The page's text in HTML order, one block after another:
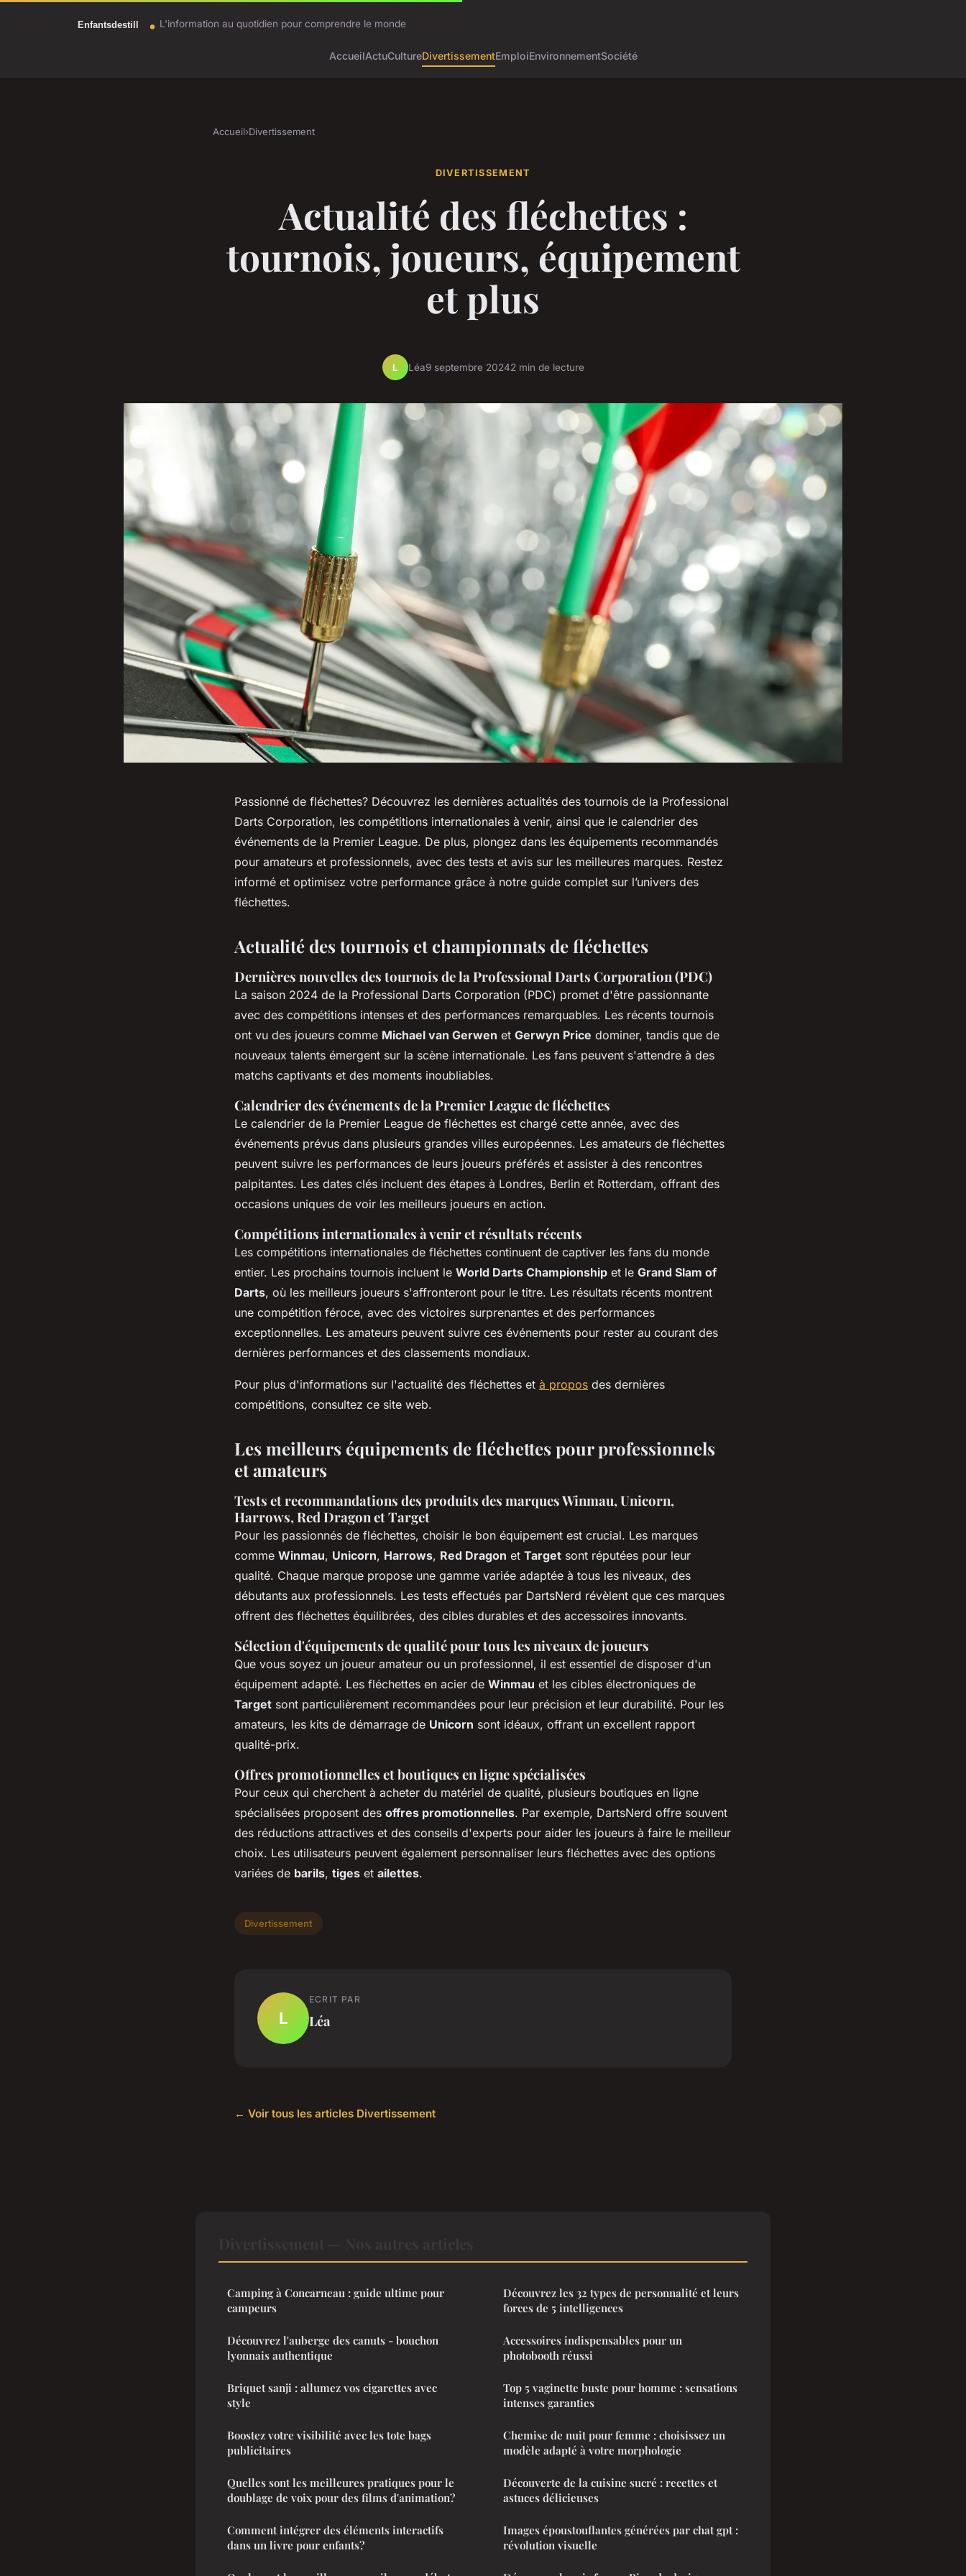
L'information au quotidien pour comprendre le monde
AccueilActuCultureDivertissementEmploiEnvironnementSociété
Accueil›Divertissement
DIVERTISSEMENT
Actualité des fléchettes :
tournois, joueurs, équipement
et plus
L Léa9 septembre 20242 min de lecture
Passionné de fléchettes? Découvrez les dernières actualités des tournois de la Professional
Darts Corporation, les compétitions internationales à venir, ainsi que le calendrier des
événements de la Premier League. De plus, plongez dans les équipements recommandés
pour amateurs et professionnels, avec des tests et avis sur les meilleures marques. Restez
informé et optimisez votre performance grâce à notre guide complet sur l’univers des
fléchettes.
Actualité des tournois et championnats de fléchettes
Dernières nouvelles des tournois de la Professional Darts Corporation (PDC)
La saison 2024 de la Professional Darts Corporation (PDC) promet d'être passionnante
avec des compétitions intenses et des performances remarquables. Les récents tournois
ont vu des joueurs comme Michael van Gerwen et Gerwyn Price dominer, tandis que de
nouveaux talents émergent sur la scène internationale. Les fans peuvent s'attendre à des
matchs captivants et des moments inoubliables.
Calendrier des événements de la Premier League de fléchettes
Le calendrier de la Premier League de fléchettes est chargé cette année, avec des
événements prévus dans plusieurs grandes villes européennes. Les amateurs de fléchettes
peuvent suivre les performances de leurs joueurs préférés et assister à des rencontres
palpitantes. Les dates clés incluent des étapes à Londres, Berlin et Rotterdam, offrant des
occasions uniques de voir les meilleurs joueurs en action.
Compétitions internationales à venir et résultats récents
Les compétitions internationales de fléchettes continuent de captiver les fans du monde
entier. Les prochains tournois incluent le World Darts Championship et le Grand Slam of
Darts, où les meilleurs joueurs s'affronteront pour le titre. Les résultats récents montrent
une compétition féroce, avec des victoires surprenantes et des performances
exceptionnelles. Les amateurs peuvent suivre ces événements pour rester au courant des
dernières performances et des classements mondiaux.
Pour plus d'informations sur l'actualité des fléchettes et à propos des dernières
compétitions, consultez ce site web.
Les meilleurs équipements de fléchettes pour professionnels
et amateurs
Tests et recommandations des produits des marques Winmau, Unicorn,
Harrows, Red Dragon et Target
Pour les passionnés de fléchettes, choisir le bon équipement est crucial. Les marques
comme Winmau, Unicorn, Harrows, Red Dragon et Target sont réputées pour leur
qualité. Chaque marque propose une gamme variée adaptée à tous les niveaux, des
débutants aux professionnels. Les tests effectués par DartsNerd révèlent que ces marques
offrent des fléchettes équilibrées, des cibles durables et des accessoires innovants.
Sélection d'équipements de qualité pour tous les niveaux de joueurs
Que vous soyez un joueur amateur ou un professionnel, il est essentiel de disposer d'un
équipement adapté. Les fléchettes en acier de Winmau et les cibles électroniques de
Target sont particulièrement recommandées pour leur précision et leur durabilité. Pour les
amateurs, les kits de démarrage de Unicorn sont idéaux, offrant un excellent rapport
qualité-prix.
Offres promotionnelles et boutiques en ligne spécialisées
Pour ceux qui cherchent à acheter du matériel de qualité, plusieurs boutiques en ligne
spécialisées proposent des offres promotionnelles. Par exemple, DartsNerd offre souvent
des réductions attractives et des conseils d'experts pour aider les joueurs à faire le meilleur
choix. Les utilisateurs peuvent également personnaliser leurs fléchettes avec des options
variées de barils, tiges et ailettes.
Divertissement
L
ECRIT PAR
Léa
← Voir tous les articles Divertissement
Camping à Concarneau : guide ultime pour
campeurs
Découvrez l'auberge des canuts - bouchon
lyonnais authentique
Briquet sanji : allumez vos cigarettes avec
style
Boostez votre visibilité avec les tote bags
publicitaires
Quelles sont les meilleures pratiques pour le
doublage de voix pour des films d'animation?
Comment intégrer des éléments interactifs
dans un livre pour enfants?
Découvrez les 32 types de personnalité et leurs
forces de 5 intelligences
Accessoires indispensables pour un
photobooth réussi
Top 5 vaginette buste pour homme : sensations
intenses garanties
Chemise de nuit pour femme : choisissez un
modèle adapté à votre morphologie
Découverte de la cuisine sucré : recettes et
astuces délicieuses
Images époustouflantes générées par chat gpt :
révolution visuelle